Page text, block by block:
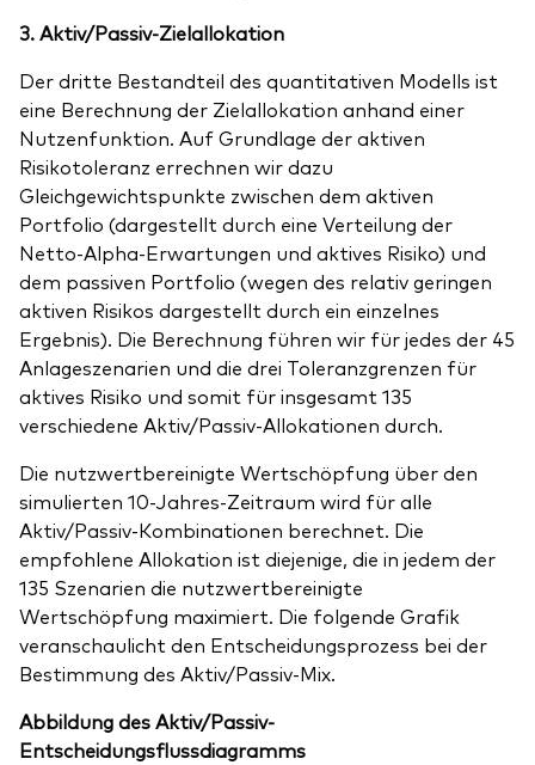
3. Aktiv/Passiv-Zielallokation
Der dritte Bestandteil des quantitativen Modells ist
eine Berechnung der Zielallokation anhand einer
Nutzenfunktion. Auf Grundlage der aktiven
Risikotoleranz errechnen wir dazu
Gleichgewichtspunkte zwischen dem aktiven
Portfolio (dargestellt durch eine Verteilung der
Netto-Alpha-Erwartungen und aktives Risiko) und
dem passiven Portfolio (wegen des relativ geringen
aktiven Risikos dargestellt durch ein einzelnes
Ergebnis). Die Berechnung führen wir für jedes der 45
Anlageszenarien und die drei Toleranzgrenzen für
aktives Risiko und somit für insgesamt 135
verschiedene Aktiv/Passiv-Allokationen durch.
Die nutzwertbereinigte Wertschöpfung über den
simulierten 10-Jahres-Zeitraum wird für alle
Aktiv/Passiv-Kombinationen berechnet. Die
empfohlene Allokation ist diejenige, die in jedem der
135 Szenarien die nutzwertbereinigte
Wertschöpfung maximiert. Die folgende Grafik
veranschaulicht den Entscheidungsprozess bei der
Bestimmung des Aktiv/Passiv-Mix.
Abbildung des Aktiv/Passiv-
Entscheidungsflussdiagramms